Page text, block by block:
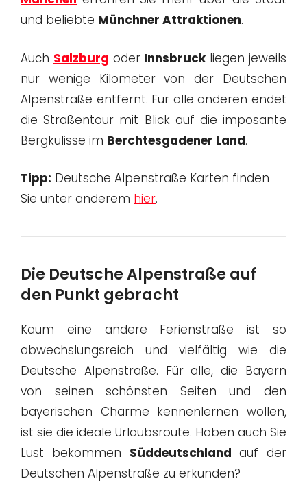
und beliebte Münchner Attraktionen.
Auch Salzburg oder Innsbruckliegen jeweils
nur wenige Kilometer von der Deutschen
Alpenstraße entfernt. Für alle anderen endet
die Straßentour mit Blick auf die imposante
Bergkulisse im Berchtesgadener Land.
Tipp: Deutsche Alpenstraße Karten finden
Sie unter anderem hier.
Die Deutsche Alpenstraße auf
den Punkt gebracht
Kaum eine andere Ferienstraße ist so
abwechslungsreich und vielfältig wie die
Deutsche Alpenstraße. Für alle, die Bayern
von seinen schönsten Seiten und den
bayerischen Charme kennenlernen wollen,
ist sie die ideale Urlaubsroute. Haben auch Sie
Lust bekommen Süddeutschland auf der
Deutschen Alpenstraße zu erkunden?